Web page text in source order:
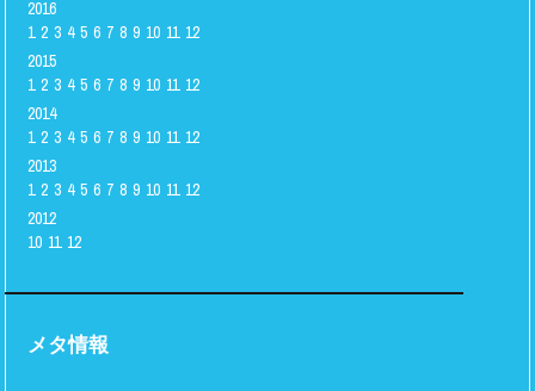
2016
1 2 3 4 5 6 7 8 9 10 11 12
2015
1 2 3 4 5 6 7 8 9 10 11 12
2014
1 2 3 4 5 6 7 8 9 10 11 12
2013
1 2 3 4 5 6 7 8 9 10 11 12
2012
10 11 12
メタ情報